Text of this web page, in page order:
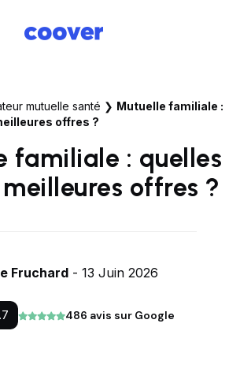
mutuelle santé ❯ Mutuelle familiale :
offres ?
familiale : quelles
offres ?
Fruchard- 13 Juin 2026
486 avis sur Google